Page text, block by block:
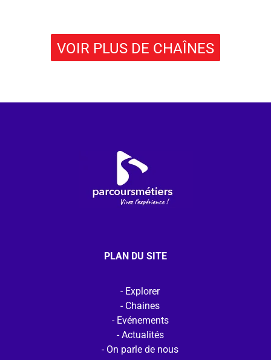
VOIR PLUS DE CHAÎNES
PLAN DU SITE
Explorer
Chaines
Evénements
Actualités
On parle de nous